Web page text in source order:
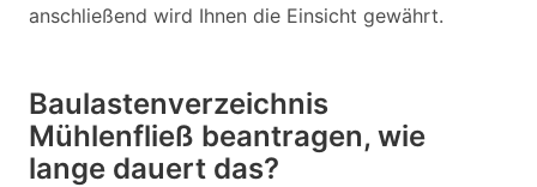
anschließend wird Ihnen die Einsicht gewährt.
Baulastenverzeichnis
Mühlenfließ beantragen, wie
lange dauert das?